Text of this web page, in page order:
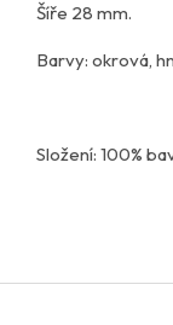
Šíře 28 mm.
Barvy: okrová,
Složení: 100%